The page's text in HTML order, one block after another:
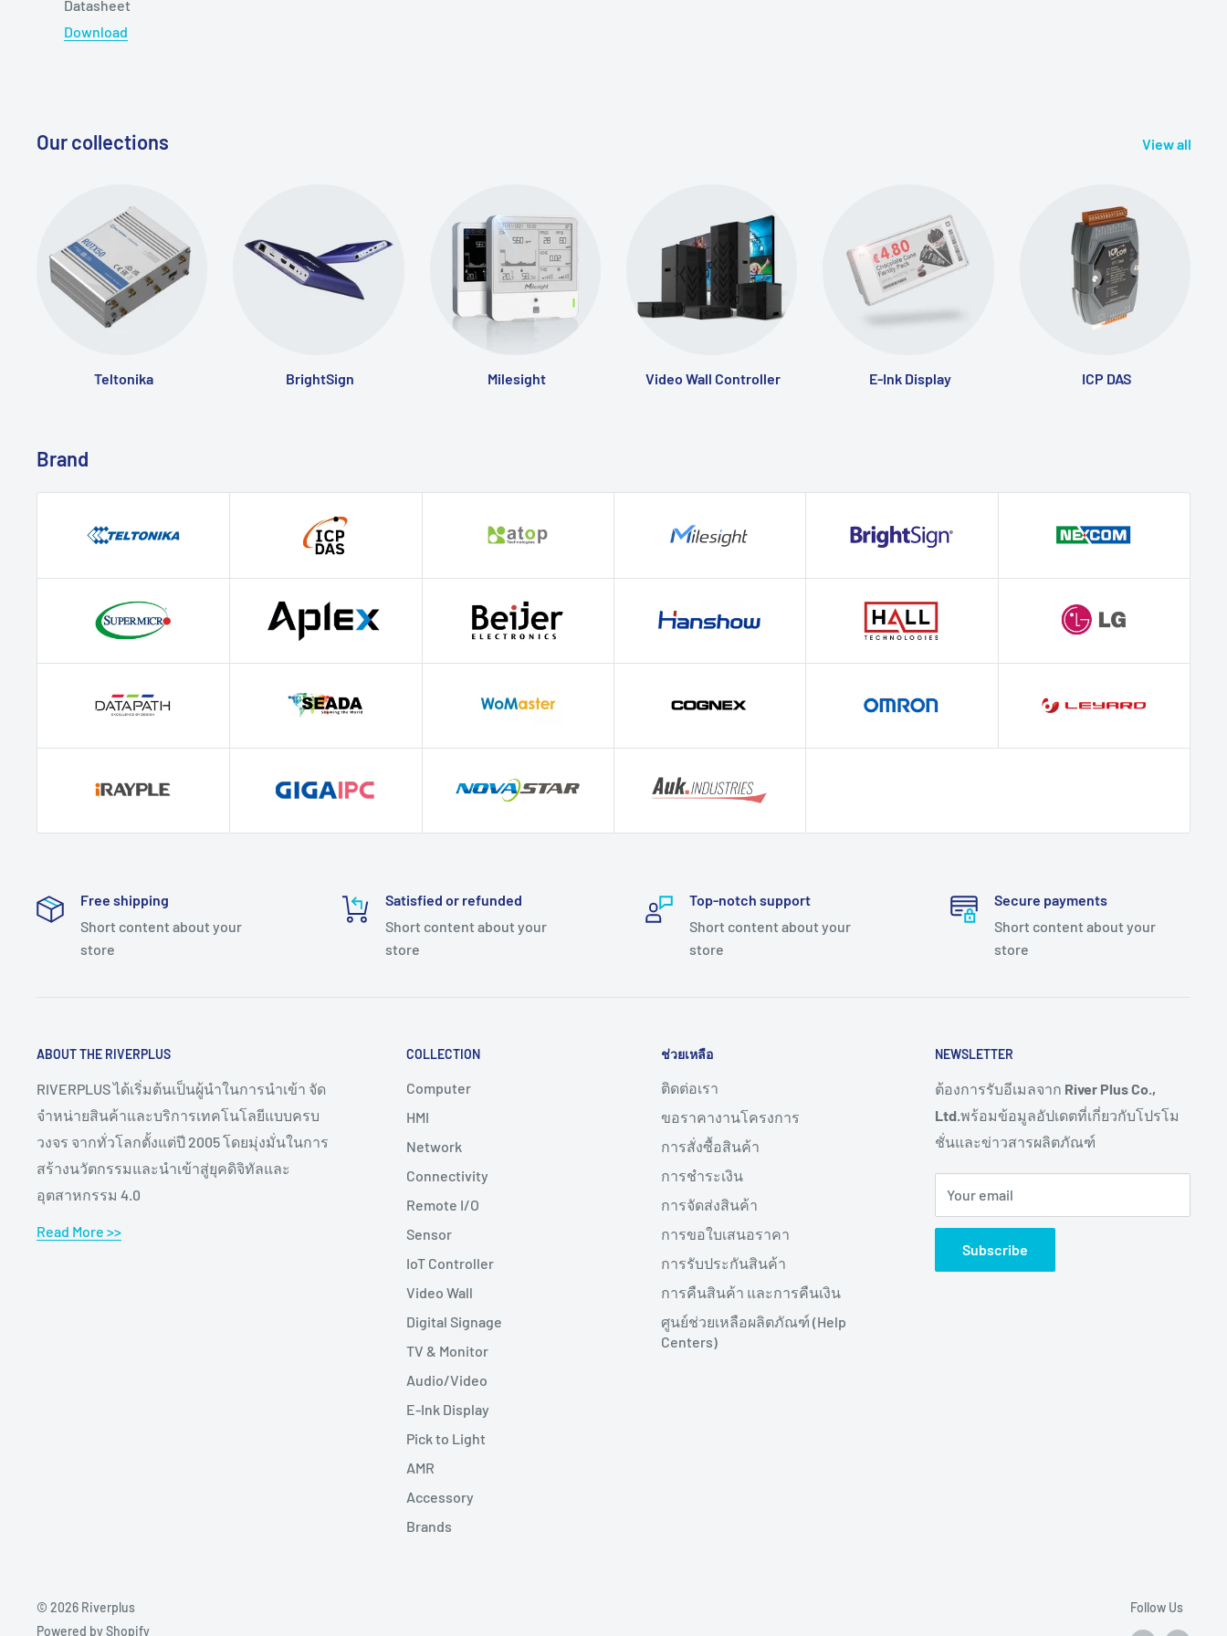
Datasheet
Download
Our collections View all
Teltonika BrightSign Milesight Video Wall Controller E-Ink Display ICP DAS
Brand
Free shipping
Short content about your
store
Satisfied or refunded
Short content about your
store
Top-notch support
Short content about your
store
Secure payments
Short content about your
store
ABOUT THE RIVERPLUS
RIVERPLUS ได้เริ่มต้นเป็นผู้นำในการนำเข้า จัด
จำหน่ายสินค้าและบริการเทคโนโลยีแบบครบ
วงจร จากทั่วโลกตั้งแต่ปี 2005 โดยมุ่งมั่นในการ
สร้างนวัตกรรมและนำเข้าสู่ยุคดิจิทัลและ
อุตสาหกรรม 4.0
Read More >>
COLLECTION
Computer
HMI
Network
Connectivity
Remote I/O
Sensor
IoT Controller
Video Wall
Digital Signage
TV & Monitor
Audio/Video
E-Ink Display
Pick to Light
AMR
Accessory
Brands
ช่วยเหลือ
ติดต่อเรา
ขอราคางานโครงการ
การสั่งซื้อสินค้า
การชำระเงิน
การจัดส่งสินค้า
การขอใบเสนอราคา
การรับประกันสินค้า
การคืนสินค้า และการคืนเงิน
ศูนย์ช่วยเหลือผลิตภัณฑ์ (Help
Centers)
NEWSLETTER
ต้องการรับอีเมลจาก River Plus Co.,
Ltd. พร้อมข้อมูลอัปเดตที่เกี่ยวกับโปรโม
ชั่นและข่าวสารผลิตภัณฑ์
Your email
Subscribe
© 2026 Riverplus
Powered by Shopify
Follow Us